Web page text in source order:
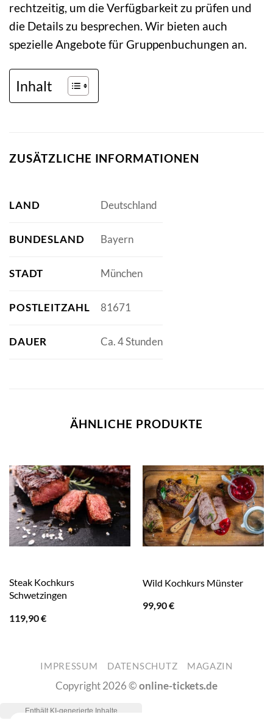
rechtzeitig, um die Verfügbarkeit zu prüfen und
die Details zu besprechen. Wir bieten auch
spezielle Angebote für Gruppenbuchungen an.
Inhalt
ZUSÄTZLICHE INFORMATIONEN
LAND Deutschland
BUNDESLAND Bayern
STADT München
POSTLEITZAHL 81671
DAUER Ca. 4 Stunden
ÄHNLICHE PRODUKTE
Steak Kochkurs
Schwetzingen
119,90€
Wild Kochkurs Münster
99,90€
IMPRESSUM DATENSCHUTZ MAGAZIN
Copyright 2026 ©online-tickets.de